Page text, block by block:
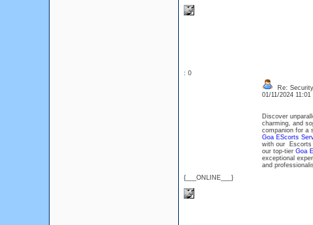
: 0
{___ONLINE___}
Re:
01/11/2024 11:01
Discover
charming, and
companion for a
Goa EScorts
with our Escorts
our top-tier Goa
exceptional
and